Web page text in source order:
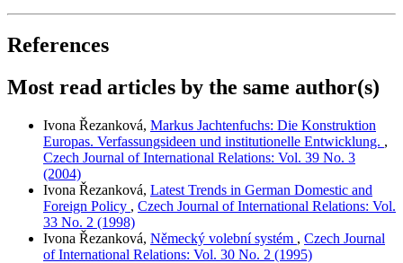
References
Most read articles by the same author(s)
Ivona Řezanková, Markus Jachtenfuchs: Die Konstruktion
Europas. Verfassungsideen und institutionelle Entwicklung. ,
Czech Journal of International Relations: Vol. 39 No. 3
(2004)
Ivona Řezanková, Latest Trends in German Domestic and
Foreign Policy , Czech Journal of International Relations: Vol.
33 No. 2 (1998)
Ivona Řezanková, Německý volební systém , Czech Journal
of International Relations: Vol. 30 No. 2 (1995)